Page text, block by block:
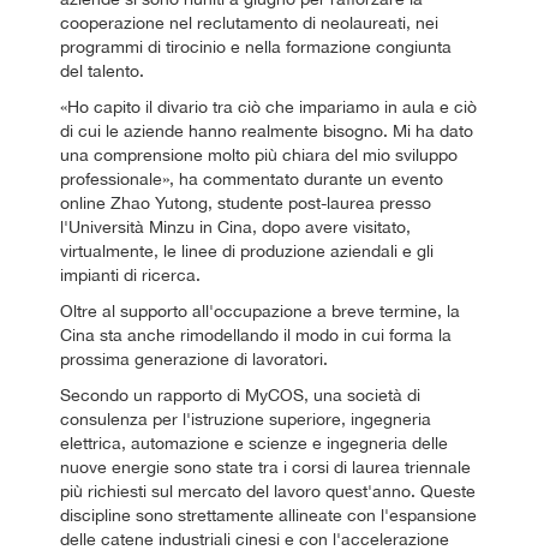
cooperazione nel reclutamento di neolaureati, nei
programmi di tirocinio e nella formazione congiunta
del talento.
«Ho capito il divario tra ciò che impariamo in aula e ciò
di cui le aziende hanno realmente bisogno. Mi ha dato
una comprensione molto più chiara del mio sviluppo
professionale», ha commentato durante un evento
online Zhao Yutong, studente post-laurea presso
l'Università Minzu in Cina, dopo avere visitato,
virtualmente, le linee di produzione aziendali e gli
impianti di ricerca.
Oltre al supporto all'occupazione a breve termine, la
Cina sta anche rimodellando il modo in cui forma la
prossima generazione di lavoratori.
Secondo un rapporto di MyCOS, una società di
consulenza per l'istruzione superiore, ingegneria
elettrica, automazione e scienze e ingegneria delle
nuove energie sono state tra i corsi di laurea triennale
più richiesti sul mercato del lavoro quest'anno. Queste
discipline sono strettamente allineate con l'espansione
delle catene industriali cinesi e con l'accelerazione